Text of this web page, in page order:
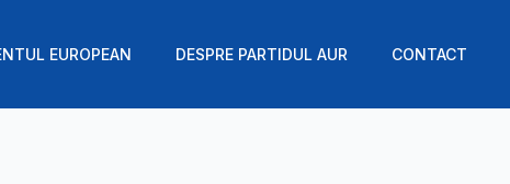
EUROPEAN DESPRE PARTIDUL AUR CONTACT